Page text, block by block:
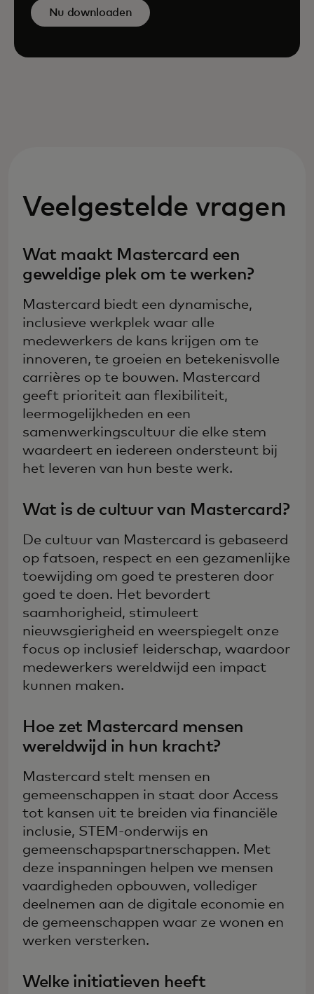
Nu downloaden
Veelgestelde vragen
Wat maakt Mastercard een
geweldige plek om te werken?
Mastercard biedt een dynamische,
inclusieve werkplek waar alle
medewerkers de kans krijgen om te
innoveren, te groeien en betekenisvolle
carrières op te bouwen. Mastercard
geeft prioriteit aan flexibiliteit,
leermogelijkheden en een
samenwerkingscultuur die elke stem
waardeert en iedereen ondersteunt bij
het leveren van hun beste werk.
Wat is de cultuur van Mastercard?
De cultuur van Mastercard is gebaseerd
op fatsoen, respect en een gezamenlijke
toewijding om goed te presteren door
goed te doen. Het bevordert
saamhorigheid, stimuleert
nieuwsgierigheid en weerspiegelt onze
focus op inclusief leiderschap, waardoor
medewerkers wereldwijd een impact
kunnen maken.
Hoe zet Mastercard mensen
wereldwijd in hun kracht?
Mastercard stelt mensen en
gemeenschappen in staat door Access
tot kansen uit te breiden via financiële
inclusie, STEM-onderwijs en
gemeenschapspartnerschappen. Met
deze inspanningen helpen we mensen
vaardigheden opbouwen, vollediger
deelnemen aan de digitale economie en
de gemeenschappen waar ze wonen en
werken versterken.
Welke initiatieven heeft